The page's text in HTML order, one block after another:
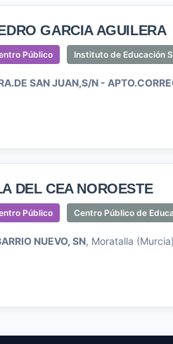
GARCIA AGUILERA
Público Instituto de Educación
SAN JUAN,S/N -
DEL CEA NOROESTE
Público Centro Público de
NUEVO, SN, Moratalla (Murcia)